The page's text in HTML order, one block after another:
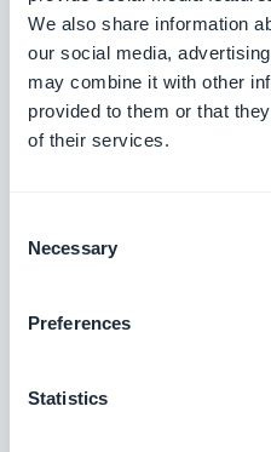
We also share information
our social media,
may combine it with other
provided to them or that
of their services.
Selection
Necessary
Preferences
Statistics
Soy CMO y socio de
ayudarte a sacar
GoodBarber, análisis
code, así como